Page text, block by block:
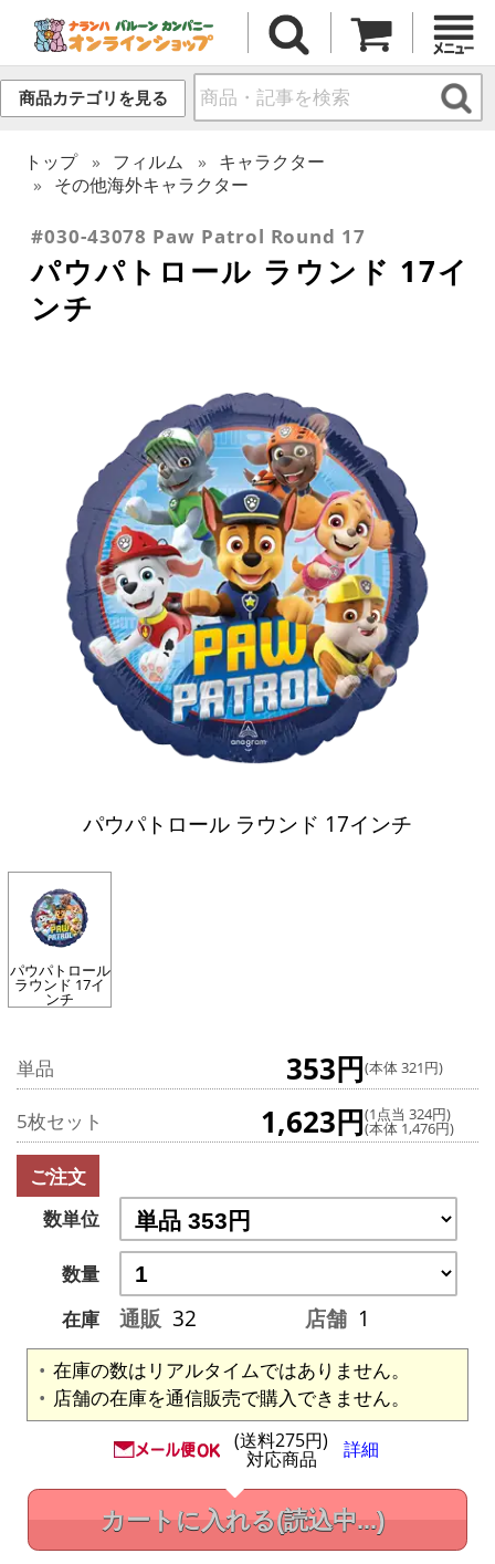
商品カテゴリを見る
トップ フィルム
キャラクター
その他海外キャラクター
#030-43078 Paw Patrol Round 17
パウパトロール ラウンド 17イ
ンチ
パウパトロール ラウンド 17インチ
パウパトロール
ラウンド 17イ
ンチ
単品 353円(本体 321円)
5枚セット 1,623円(1点当 324円)
(本体 1,476円)
ご注文
数単位
数量
在庫
通販 32 店舗 1
在庫の数はリアルタイムではありません。
店舗の在庫を通信販売で購入できません。
(送料275円)
対応商品 詳細
カートに入れる(読込中...)